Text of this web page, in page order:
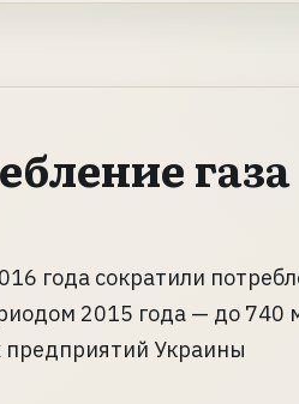
газа
года сократили
2015 года — до 740
предприятий Украины